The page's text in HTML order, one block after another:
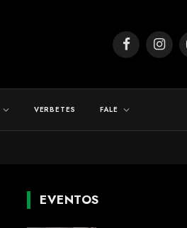
Facebook
VERBETES FALE
EVENTOS